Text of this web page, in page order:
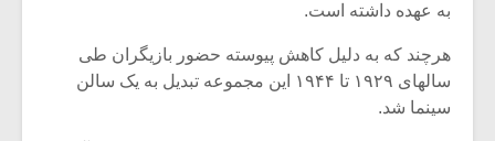
به عهده داشته است.
هرچند که به دلیل کاهش پیوسته حضور بازیگران طی
سالهای ۱۹۲۹ تا ۱۹۴۴ این مجموعه تبدیل به یک سالن
سینما شد.